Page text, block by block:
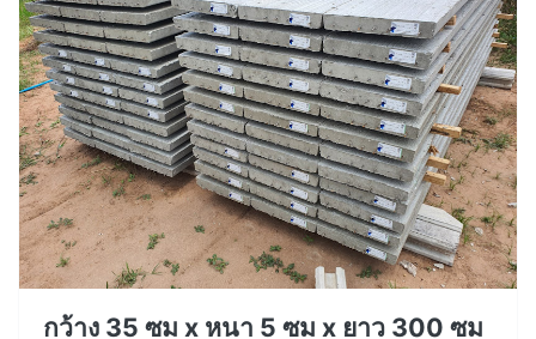
กว้าง 35 ซม x หนา 5 ซม x ยาว 300 ซม